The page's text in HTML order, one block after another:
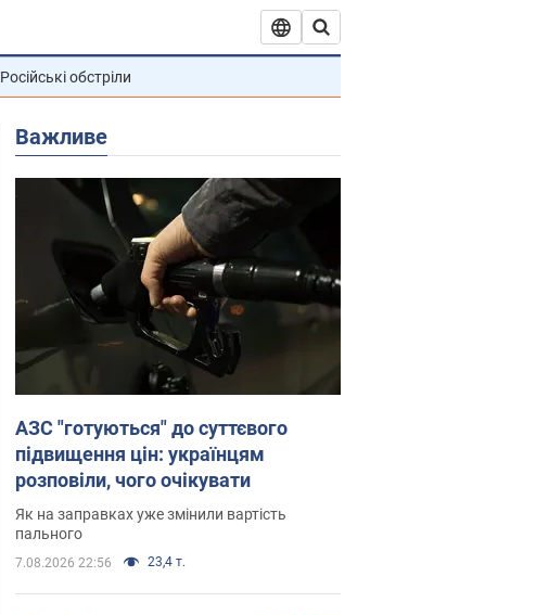
Російські обстріли
Важливе
АЗС "готуються" до суттєвого
підвищення цін: українцям
розповіли, чого очікувати
Як на заправках уже змінили вартість
пального
7.08.2026 22:56 23,4 т.